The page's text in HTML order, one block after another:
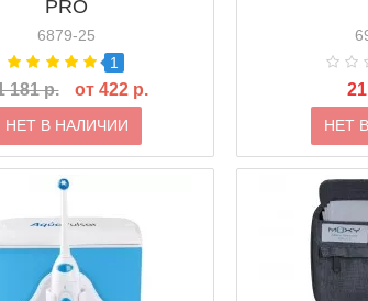
PRO
6879-25
1
181 р. от 422 р.
НЕТ В НАЛИЧИИ НЕТ